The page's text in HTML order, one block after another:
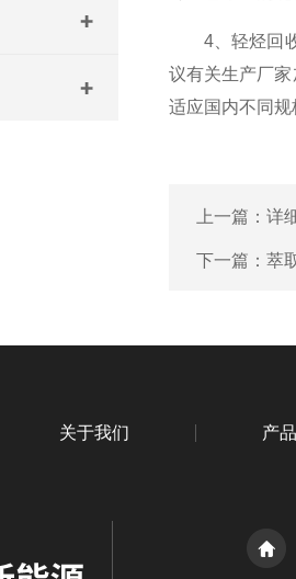
4、轻烃回收
议有关生产厂
适应国内不同
上一篇： 详
下一篇： 萃
关于我们 产